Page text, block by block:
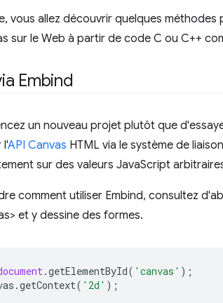
vous allez découvrir quelques
sur le Web à partir de code C ou C++
Embind
un nouveau projet plutôt que
l'API Canvas HTML via le système de liaison
sur des valeurs JavaScript
comment utiliser Embind, consultez
et y dessine des formes.
.getElementById( 'canvas' );
.getContext( '2d' );